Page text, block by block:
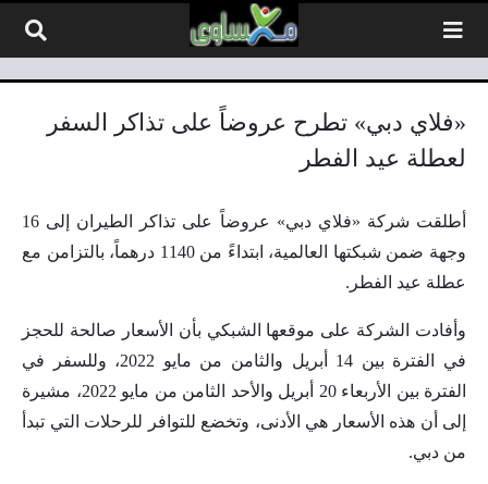
«فلاي دبي» تطرح عروضاً على تذاكر السفر
لعطلة عيد الفطر
أطلقت شركة «فلاي دبي» عروضاً على تذاكر الطيران إلى 16
وجهة ضمن شبكتها العالمية، ابتداءً من 1140 درهماً، بالتزامن مع
عطلة عيد الفطر.
وأفادت الشركة على موقعها الشبكي بأن الأسعار صالحة للحجز
في الفترة بين 14 أبريل والثامن من مايو 2022، وللسفر في
الفترة بين الأربعاء 20 أبريل والأحد الثامن من مايو 2022، مشيرة
إلى أن هذه الأسعار هي الأدنى، وتخضع للتوافر للرحلات التي تبدأ
من دبي.